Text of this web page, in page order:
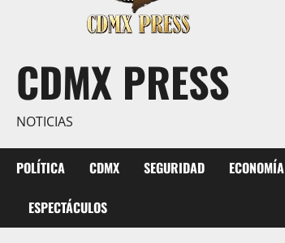
CDMX PRESS
NOTICIAS
POLÍTICA CDMX SEGURIDAD ECONOMÍA
ESPECTÁCULOS